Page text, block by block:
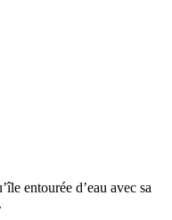
entourée d’eau avec sa